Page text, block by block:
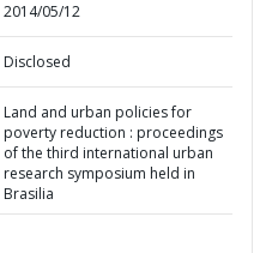
2014/05/12
Disclosed
Land and urban policies for
poverty reduction : proceedings
of the third international urban
research symposium held in
Brasilia